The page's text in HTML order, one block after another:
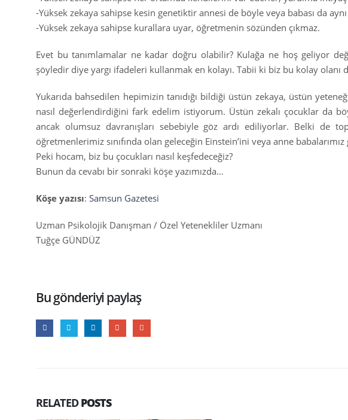
-Yüksek zekaya sahipse kesin genetiktir annesi de böyle veya babası da
-Yüksek zekaya sahipse kurallara uyar, öğretmenin sözünden çıkmaz.
Evet bu tanımlamalar ne kadar doğru olabilir? Kulağa ne hoş geliyor
şöyledir diye yargı ifadeleri kullanmak en kolayı. Tabii ki biz bu kolay olanı
Yukarıda bahsedilen hepimizin tanıdığı bildiği üstün zekaya, üstün
nasıl değerlendirdiğini fark edelim istiyorum. Üstün zekalı çocuklar da
ancak olumsuz davranışları sebebiyle göz ardı ediliyorlar. Belki de
öğretmenlerimiz sınıfında olan geleceğin Einstein’ini veya anne
Peki hocam, biz bu çocukları nasıl keşfedeceğiz?
Bunun da cevabı bir sonraki köşe yazımızda…
Köşe yazısı: Samsun Gazetesi
Uzman Psikolojik Danışman / Özel Yetenekliler Uzmanı
Tuğçe GÜNDÜZ
Bu gönderiyi paylaş
RELATEDPOSTS